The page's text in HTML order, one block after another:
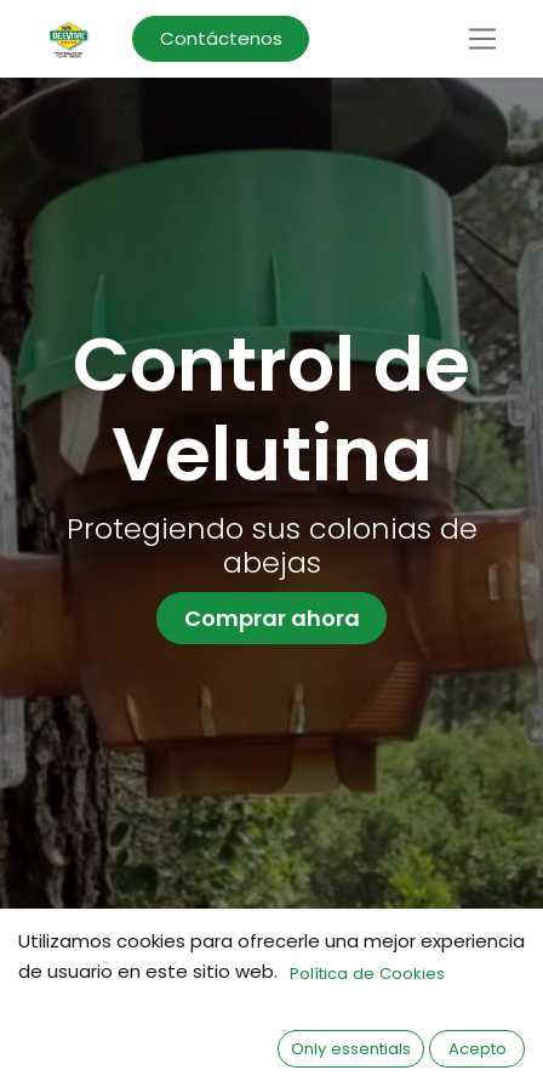
Contáctenos
Control de
Velutina
Protegiendo sus colonias de
abejas
Comprar ahora
Utilizamos cookies para ofrecerle una mejor experiencia
de usuario en este sitio web. Política de Cookies
Only essentials Acepto